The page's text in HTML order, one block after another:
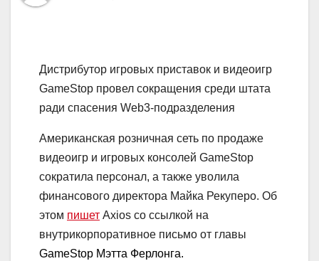
Дистрибутор игровых приставок и видеоигр
GameStop провел сокращения среди штата
ради спасения Web3-подразделения
Американская розничная сеть по продаже
видеоигр и игровых консолей GameStop
сократила персонал, а также уволила
финансового директора Майка Рекуперо. Об
этом пишет Axios со ссылкой на
внутрикорпоративное письмо от главы
GameStop Мэтта Ферлонга.